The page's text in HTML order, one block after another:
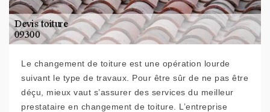
Le changement de toiture est une opération lourde
suivant le type de travaux. Pour être sûr de ne pas être
déçu, mieux vaut s’assurer des services du meilleur
prestataire en changement de toiture. L’entreprise